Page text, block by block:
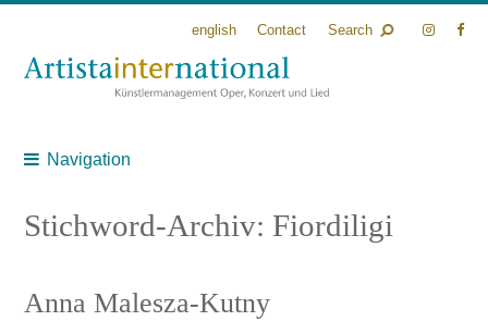
english Contact Search
Navigation
Stichword-Archiv: Fiordiligi
Anna Malesza-Kutny